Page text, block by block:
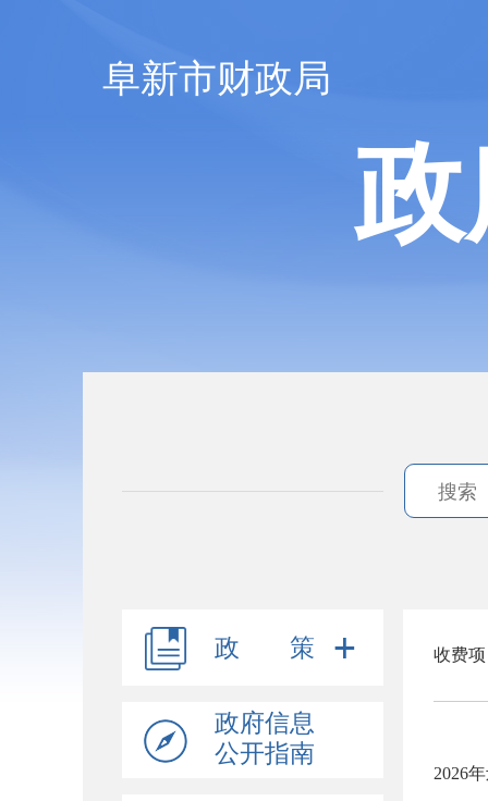
阜新市财政局
政 策
政府信息
公开指南
收费
2026